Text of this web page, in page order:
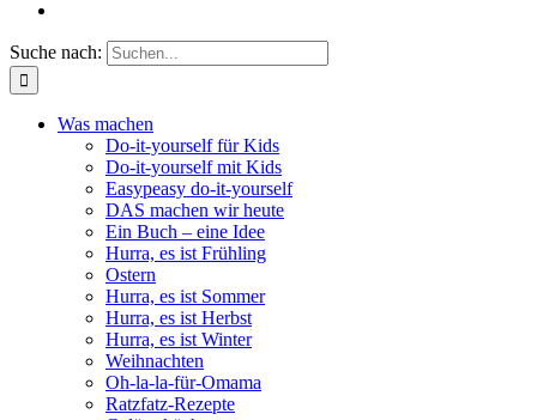
Suche nach:
Was machen
Do-it-yourself für Kids
Do-it-yourself mit Kids
Easypeasy do-it-yourself
DAS machen wir heute
Ein Buch – eine Idee
Hurra, es ist Frühling
Ostern
Hurra, es ist Sommer
Hurra, es ist Herbst
Hurra, es ist Winter
Weihnachten
Oh-la-la-für-Omama
Ratzfatz-Rezepte